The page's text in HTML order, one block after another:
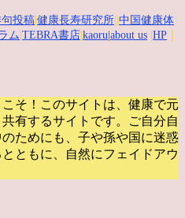
投稿 健康長寿研究所 中国健康体
ム TEBRA書店 kaoru |about us HP
そ！このサイトは、健康で元
有するサイトです。
ご自分自
ためにも、子や孫や国に迷惑
ともに、自然にフェイドアウ